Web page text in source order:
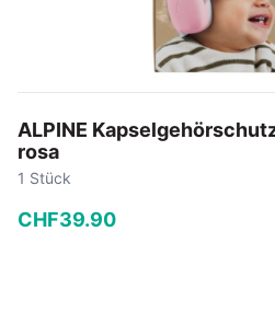
ALPINE
rosa
1 Stück
CHF39.90